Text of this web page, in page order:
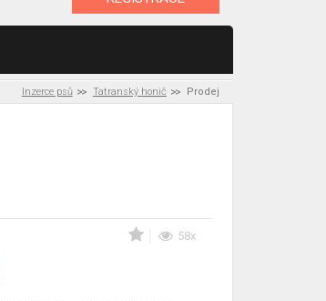
Inzerce psů Tatranský honič Prodej
58x